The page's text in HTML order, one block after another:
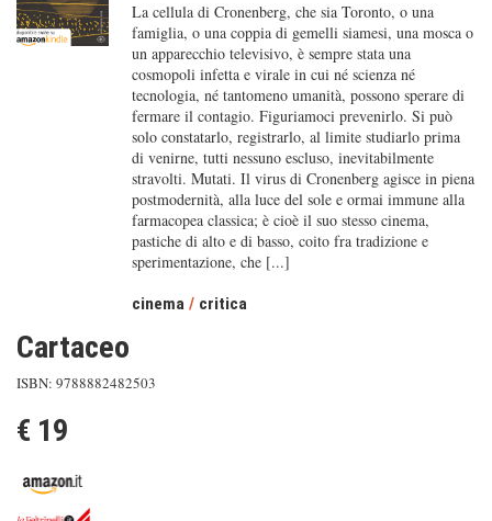
La cellula di Cronenberg, che sia Toronto, o una
famiglia, o una coppia di gemelli siamesi, una mosca o
un apparecchio televisivo, è sempre stata una
cosmopoli infetta e virale in cui né scienza né
tecnologia, né tantomeno umanità, possono sperare di
fermare il contagio. Figuriamoci prevenirlo. Si può
solo constatarlo, registrarlo, al limite studiarlo prima
di venirne, tutti nessuno escluso, inevitabilmente
stravolti. Mutati. Il virus di Cronenberg agisce in piena
postmodernità, alla luce del sole e ormai immune alla
farmacopea classica; è cioè il suo stesso cinema,
pastiche di alto e di basso, coito fra tradizione e
sperimentazione, che [...]
cinema / critica
Cartaceo
ISBN: 9788882482503
€ 19